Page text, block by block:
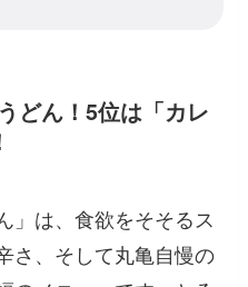
どん！5位は「カレ
」は、食欲をそそるス
さ、そして丸亀自慢の